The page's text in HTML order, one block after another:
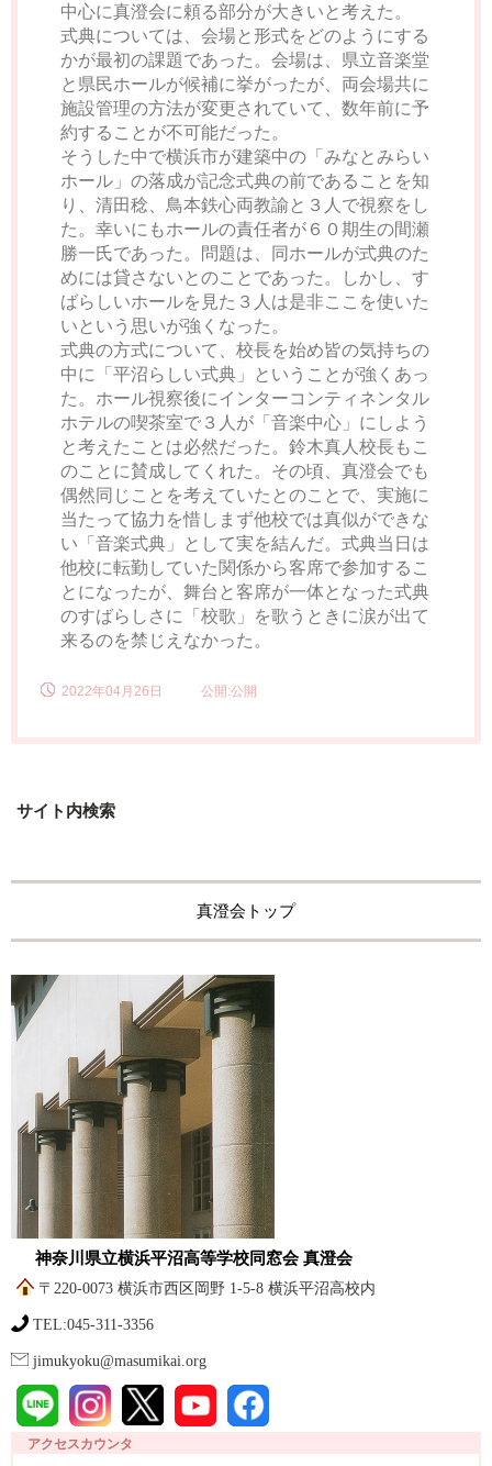
中心に真澄会に頼る部分が大きいと考えた。
式典については、会場と形式をどのようにする
かが最初の課題であった。会場は、県立音楽堂
と県民ホールが候補に挙がったが、両会場共に
施設管理の方法が変更されていて、数年前に予
約することが不可能だった。
そうした中で横浜市が建築中の「みなとみらい
ホール」の落成が記念式典の前であることを知
り、清田稔、鳥本鉄心両教諭と３人で視察をし
た。幸いにもホールの責任者が６０期生の間瀬
勝一氏であった。問題は、同ホールが式典のた
めには貸さないとのことであった。しかし、す
ばらしいホールを見た３人は是非ここを使いた
いという思いが強くなった。
式典の方式について、校長を始め皆の気持ちの
中に「平沼らしい式典」ということが強くあっ
た。ホール視察後にインターコンティネンタル
ホテルの喫茶室で３人が「音楽中心」にしよう
と考えたことは必然だった。鈴木真人校長もこ
のことに賛成してくれた。その頃、真澄会でも
偶然同じことを考えていたとのことで、実施に
当たって協力を惜しまず他校では真似ができな
い「音楽式典」として実を結んだ。式典当日は
他校に転勤していた関係から客席で参加するこ
とになったが、舞台と客席が一体となった式典
のすばらしさに「校歌」を歌うときに涙が出て
来るのを禁じえなかった。
2022年04月26日 公開:公開
サイト内検索
真澄会トップ
神奈川県立横浜平沼高等学校同窓会 真澄会
〒220-0073 横浜市西区岡野 1-5-8 横浜平沼高校内
TEL:045-311-3356
jimukyoku@masumikai.org
アクセスカウンタ